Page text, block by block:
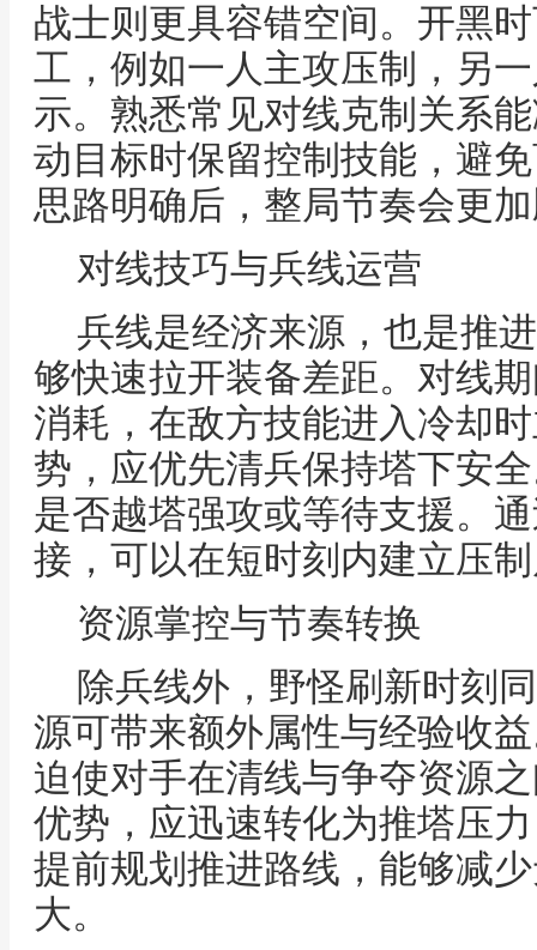
战士则更具容错空间。开黑
工，例如一人主攻压制，另
示。熟悉常见对线克制关系
动目标时保留控制技能，避
思路明确后，整局节奏会更
对线技巧与兵线运营
兵线是经济来源，也是推
够快速拉开装备差距。对线
消耗，在敌方技能进入冷却
势，应优先清兵保持塔下安
是否越塔强攻或等待支援。
接，可以在短时刻内建立压
资源掌控与节奏转换
除兵线外，野怪刷新时刻
源可带来额外属性与经验收
迫使对手在清线与争夺资源
优势，应迅速转化为推塔压
提前规划推进路线，能够减
大。